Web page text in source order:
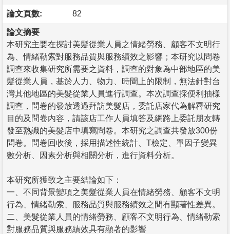
論文頁數: 82
論文摘要
本研究主要在探討美髮從業人員之情緒勞務、顧客不文明行
為、情緒勒索對服務品質與服務績效之影響；本研究以問卷
調查來收集研究所需要之資料，調查的對象為中部地區的美
髮從業人員，基於人力、物力、時間上的限制，無法針對台
灣其他地區的美髮從業人員進行調查。本次調查採便利抽樣
調查，問卷的發放透過拜訪美髮店，委託店家代為解釋研究
目的及問卷內容，請該店工作人員填答及網路上委託朋友轉
發至熟識的美髮店中填寫問卷。本研究之調查共發放300份
問卷。問卷回收後，採用描述性統計、T檢定、單因子變異
數分析、因素分析與相關分析，進行資料分析。
本研究所獲致之主要結論如下：
一、不同背景變項之美髮從業人員在情緒勞務、顧客不文明
行為、情緒勒索、服務品質與服務績效之間有顯著性差異。
二、美髮從業人員的情緒勞務、顧客不文明行為、情緒勒索
對服務品質與服務績效具有顯著的影響